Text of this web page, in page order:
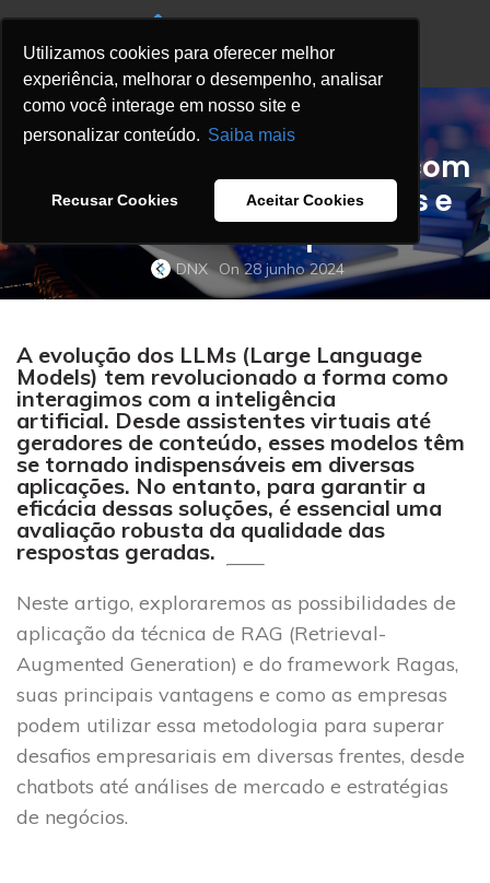
Utilizamos cookies para oferecer melhor
experiência, melhorar o desempenho, analisar
como você interage em nosso site e
personalizar conteúdo. Saiba mais
Recusar Cookies Aceitar Cookies
,GENAI ,
Ragas: Soluções de GenAI com
respostas mais relevantes e
melhor desempenho
DNX On 28 junho 2024
A evolução dos LLMs (Large Language
Models) tem revolucionado a forma como
interagimos com a inteligência
artificial. Desde assistentes virtuais até
geradores de conteúdo, esses modelos têm
se tornado indispensáveis em diversas
aplicações. No entanto, para garantir a
eficácia dessas soluções, é essencial uma
avaliação robusta da qualidade das
respostas geradas.
Neste artigo, exploraremos as possibilidades de
aplicação da técnica de RAG (Retrieval-
Augmented Generation) e do framework Ragas,
suas principais vantagens e como as empresas
podem utilizar essa metodologia para superar
desafios empresariais em diversas frentes, desde
chatbots até análises de mercado e estratégias
de negócios.